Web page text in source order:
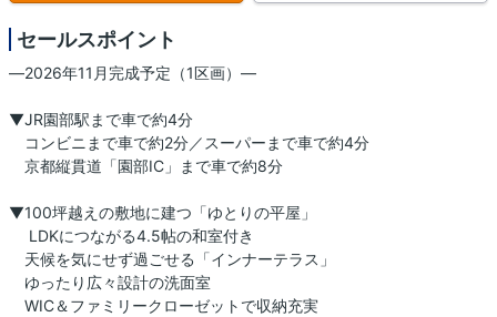
セールスポイント
―2026年11月完成予定（1区画）―
▼JR園部駅まで車で約4分
コンビニまで車で約2分／スーパーまで車で約4分
京都縦貫道「園部IC」まで車で約8分
▼100坪越えの敷地に建つ「ゆとりの平屋」
LDKにつながる4.5帖の和室付き
天候を気にせず過ごせる「インナーテラス」
ゆったり広々設計の洗面室
WIC＆ファミリークローゼットで収納充実